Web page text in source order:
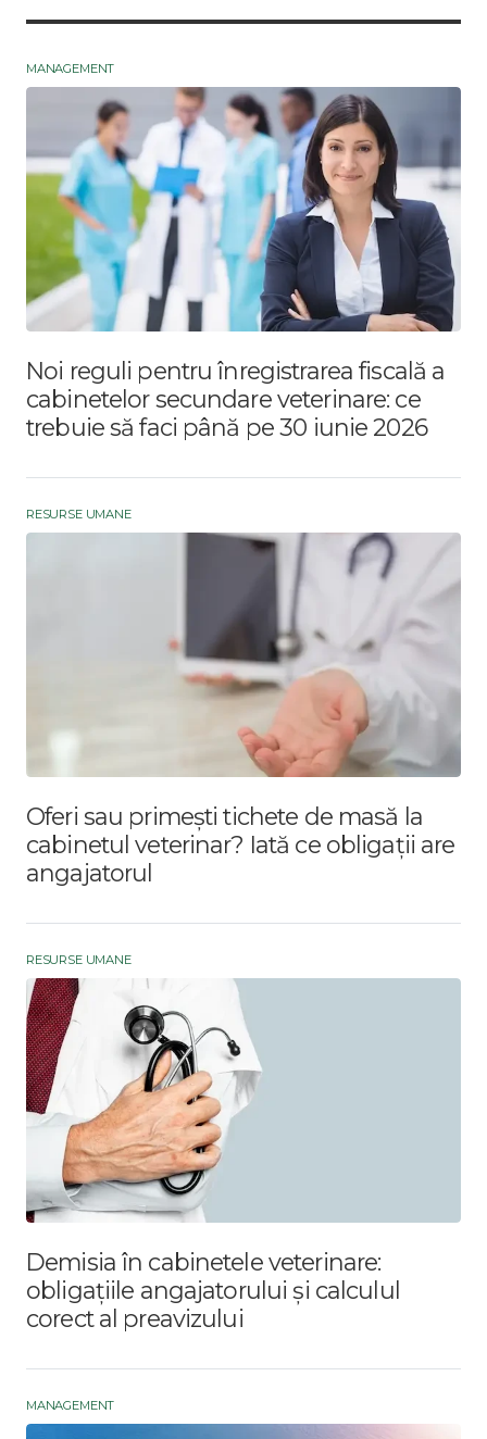
MANAGEMENT
Noi reguli pentru înregistrarea fiscală a
cabinetelor secundare veterinare: ce
trebuie să faci până pe 30 iunie 2026
RESURSE UMANE
Oferi sau primești tichete de masă la
cabinetul veterinar? Iată ce obligații are
angajatorul
RESURSE UMANE
Demisia în cabinetele veterinare:
obligațiile angajatorului și calculul
corect al preavizului
MANAGEMENT